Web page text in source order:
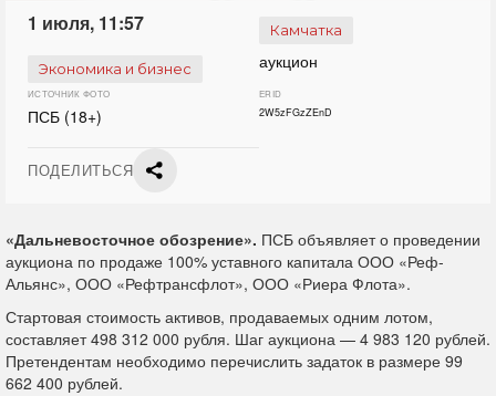
1 июля, 11:57 Камчатка
Экономика и бизнес аукцион
ИСТОЧНИК ФОТО
ПСБ (18+)
ERID
2W5zFGzZEnD
ПОДЕЛИТЬСЯ
«Дальневосточное обозрение». ПСБ объявляет о проведении
аукциона по продаже 100% уставного капитала ООО «Реф-
Альянс», ООО «Рефтрансфлот», ООО «Риера Флота».
Стартовая стоимость активов, продаваемых одним лотом,
составляет 498 312 000 рубля. Шаг аукциона — 4 983 120 рублей.
Претендентам необходимо перечислить задаток в размере 99
662 400 рублей.